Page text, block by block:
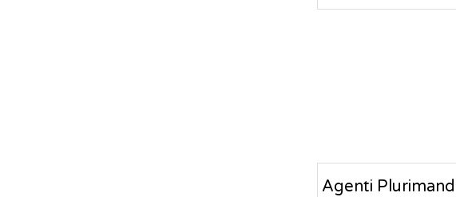
Agenti